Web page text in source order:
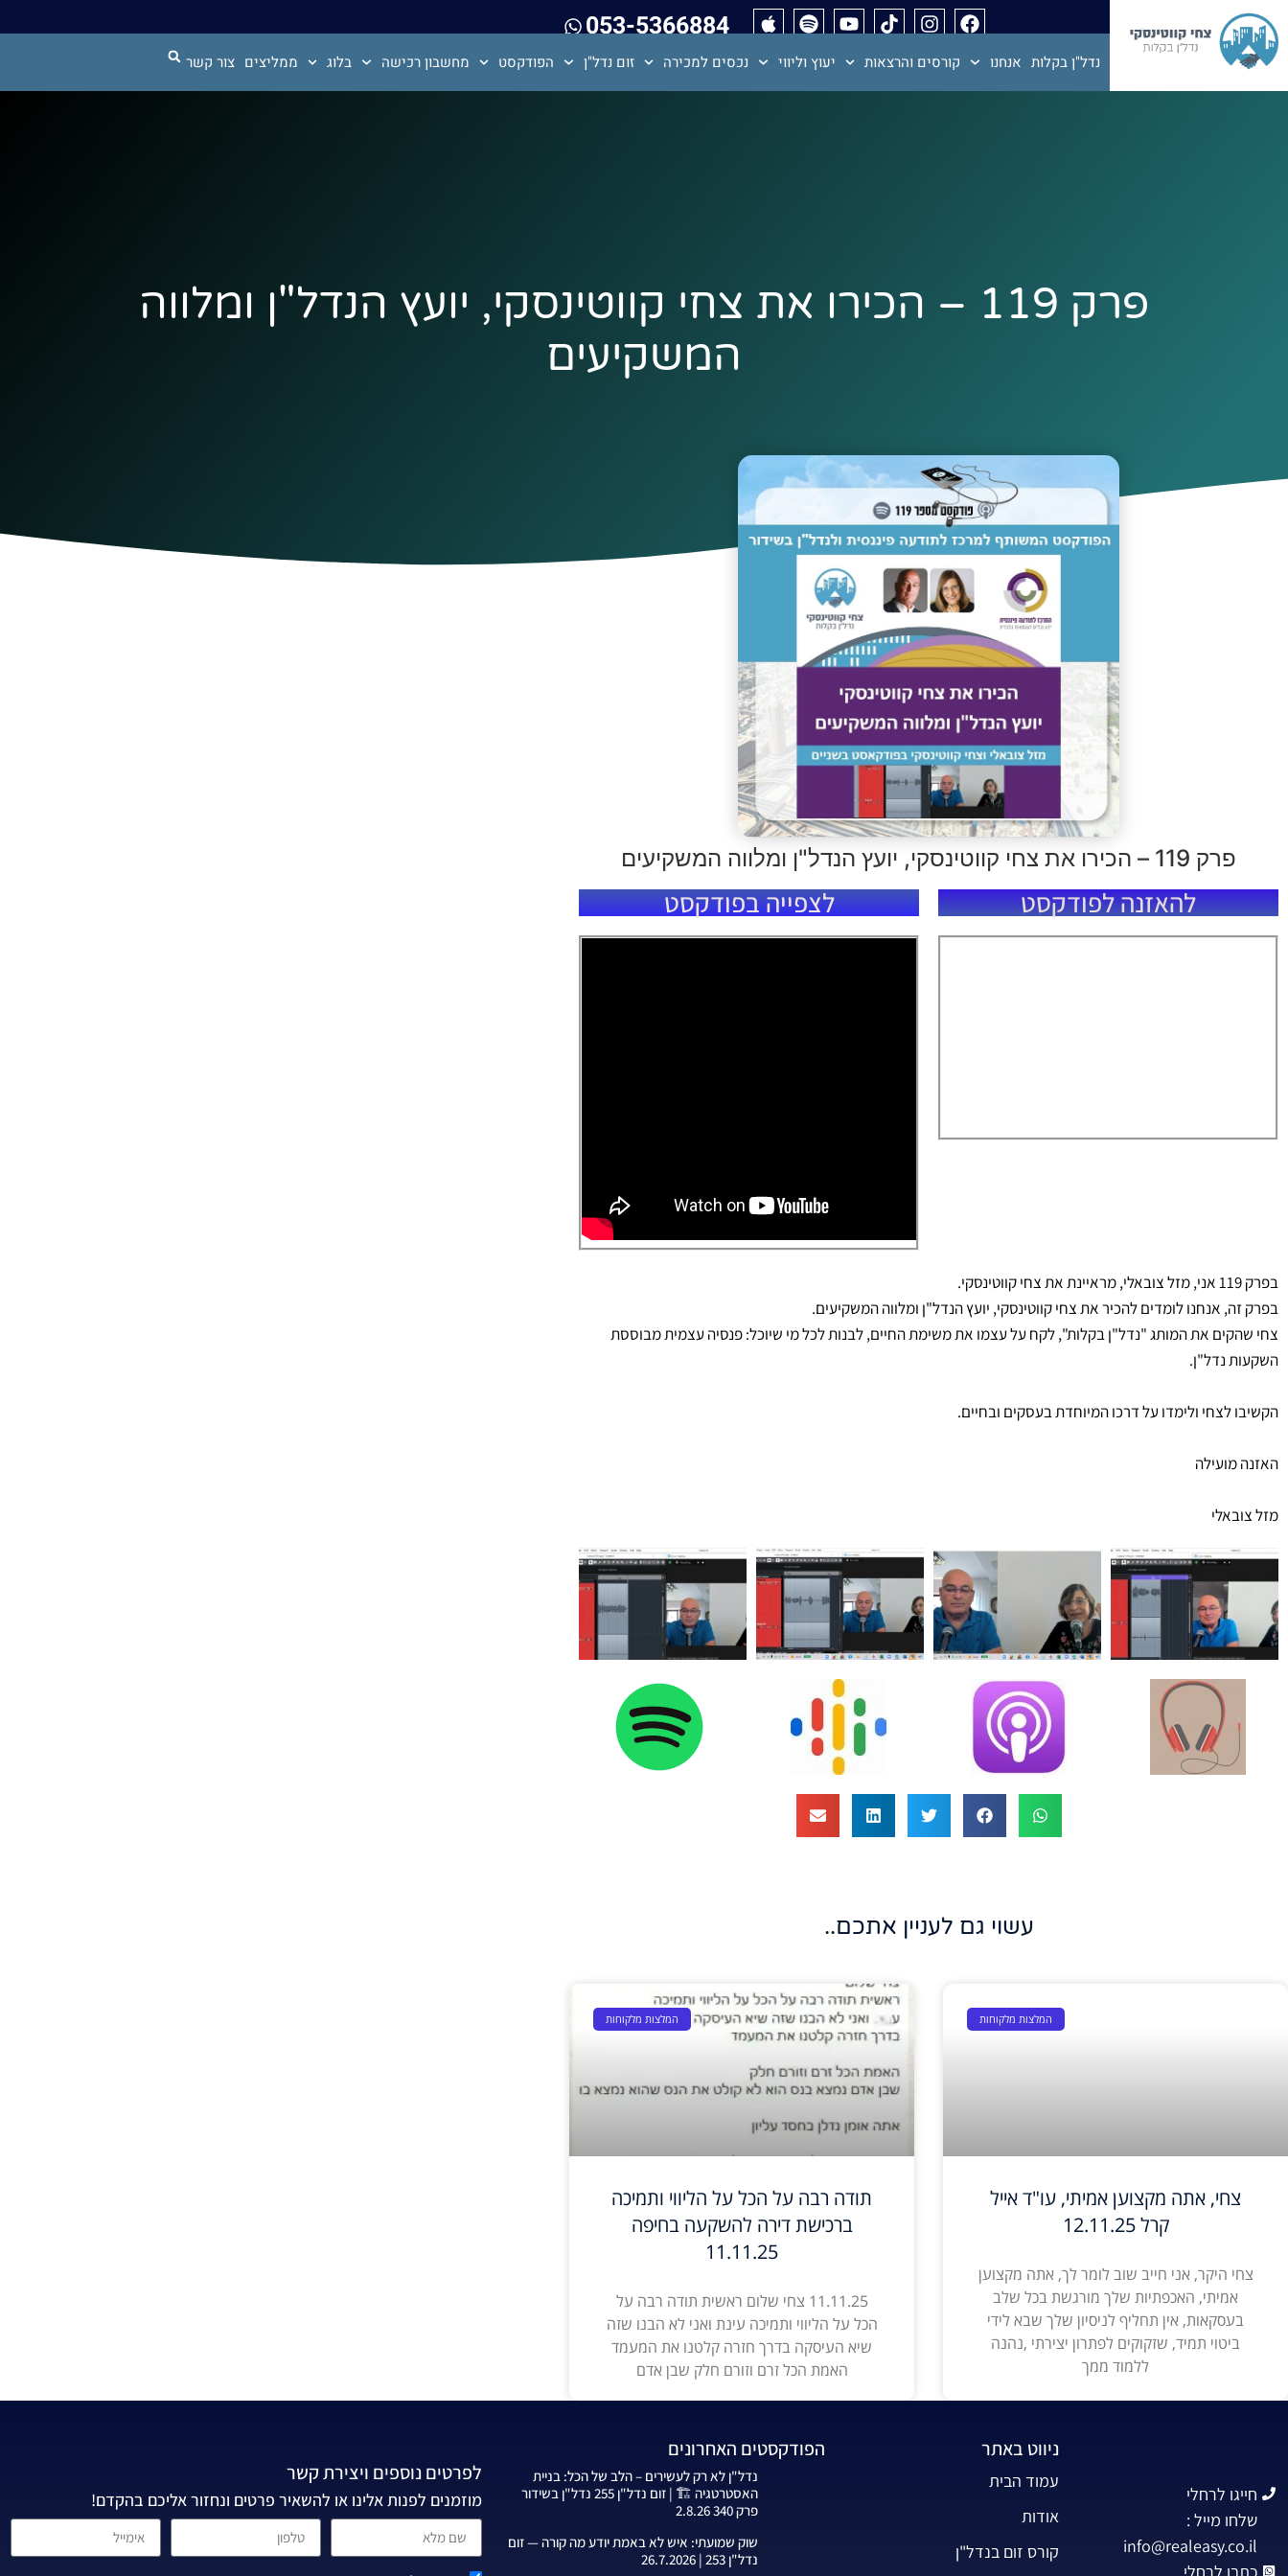
053-5366884
נדל"ן בקלות אנחנו קורסים והרצאות יעוץ וליווי נכסים למכירה זום נדל"ן הפודקסט מחשבון רכישה בלוג ממליצים צור קשר
פרק 119 – הכירו את צחי קווטינסקי, יועץ הנדל"ן ומלווה
המשקיעים
פרק 119 – הכירו את צחי קווטינסקי, יועץ הנדל"ן ומלווה המשקיעים
להאזנה לפודקסט לצפייה בפודקסט
בפרק 119 אני, מזל צובאלי, מראיינת את צחי קווטינסקי.
בפרק זה, אנחנו לומדים להכיר את צחי קווטינסקי, יועץ הנדל"ן ומלווה המשקיעים.
צחי שהקים את המותג "נדל"ן בקלות", לקח על עצמו את משימת החיים, לבנות לכל מי שיוכל: פנסיה עצמית מבוססת
השקעות נדל"ן.
הקשיבו לצחי ולימדו על דרכו המיוחדת בעסקים ובחיים.
האזנה מועילה
מזל צובאלי
עשוי גם לעניין אתכם..
המלצות מלקוחות
צחי, אתה מקצוען אמיתי, עו"ד אייל
קרל 12.11.25
צחי היקר, אני חייב שוב לומר לך, אתה מקצוען
אמיתי, האכפתיות שלך מורגשת בכל שלב
בעסקאות, אין תחליף לניסיון שלך שבא לידי
ביטוי תמיד, שזקוקים לפתרון יצירתי ,נהנה
ללמוד ממך
המלצות מלקוחות
תודה רבה על הכל על הליווי ותמיכה
ברכישת דירה להשקעה בחיפה
11.11.25
11.11.25 צחי שלום ראשית תודה רבה על
הכל על הליווי ותמיכה עינת ואני לא הבנו שזה
שיא העיסקה בדרך חזרה קלטנו את המעמד
האמת הכל זרם וזורם חלק שבן אדם
חייגו לרחלי
שלחו מייל :
info@realeasy.co.il
כתבו לרחלי
ניווט באתר
עמוד הבית
אודות
קורס זום בנדל"ן
הפודקסטים האחרונים
נדל"ן לא רק לעשירים – הלב של הכל: בניית
האסטרטגיה 🏗️ | זום נדל"ן 255 נדל"ן בשידור
פרק 340 2.8.26
שוק שמועתי: איש לא באמת יודע מה קורה — זום
נדל"ן 253 | 26.7.2026
לפרטים נוספים ויצירת קשר
מוזמנים לפנות אלינו או להשאיר פרטים ונחזור אליכם בהקדם!